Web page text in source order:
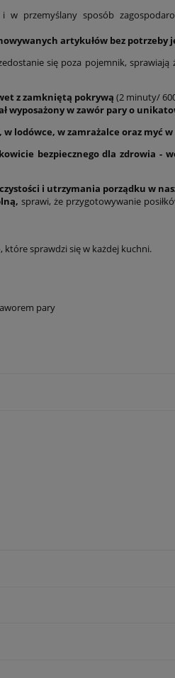
w przemyślany sposób
artykułów bez potrzeby
się poza pojemnik, sprawiają
z zamkniętą pokrywą (2 minuty/
wyposażony w zawór pary o
lodówce, w zamrażalce oraz myć
bezpiecznego dla zdrowia -
i utrzymania porządku w
sprawi, że przygotowywanie
, które sprawdzi się w każdej kuchni.
pary